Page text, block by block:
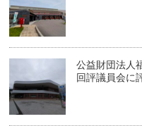
公益財団法人
回評議員会に